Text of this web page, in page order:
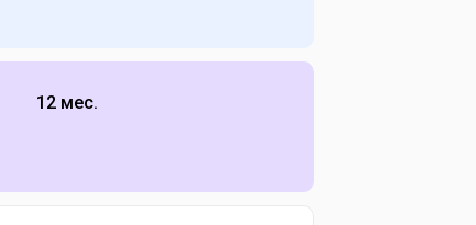
12 мес.